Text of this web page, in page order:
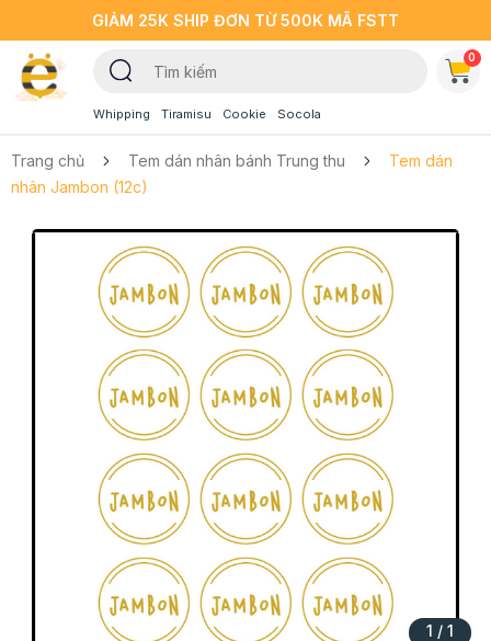
GIẢM 25K SHIP ĐƠN TỪ 500K MÃ FSTT
Whipping Tiramisu Cookie Socola
0
Trang chủ Tem dán nhân bánh Trung thu
Tem dán
nhân Jambon (12c)
1 / 1